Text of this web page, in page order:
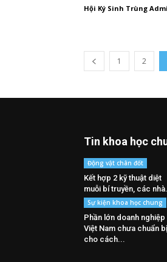
Hội Ký Sinh Trùng
1 2
Tin khoa học
Động vật chân đốt
Kết hợp 2 kỹ thuật diệt
muỗi bí truyền, các
Sự kiện khoa học chung
Phần lớn doanh nghiệp
Việt Nam chưa chuẩn bị
cho cách...